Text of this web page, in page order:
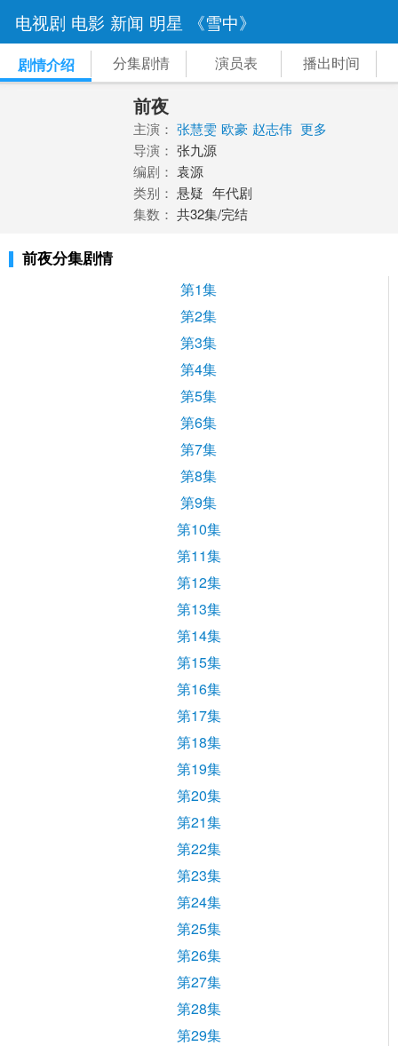
电视剧 电影 新闻 明星 《雪中》
剧情介绍 分集剧情 演员表 播出时间
前夜
主演： 张慧雯 欧豪 赵志伟 更多
导演： 张九源
编剧： 袁源
类别： 悬疑 年代剧
集数： 共32集/完结
前夜分集剧情
第1集
第2集
第3集
第4集
第5集
第6集
第7集
第8集
第9集
第10集
第11集
第12集
第13集
第14集
第15集
第16集
第17集
第18集
第19集
第20集
第21集
第22集
第23集
第24集
第25集
第26集
第27集
第28集
第29集